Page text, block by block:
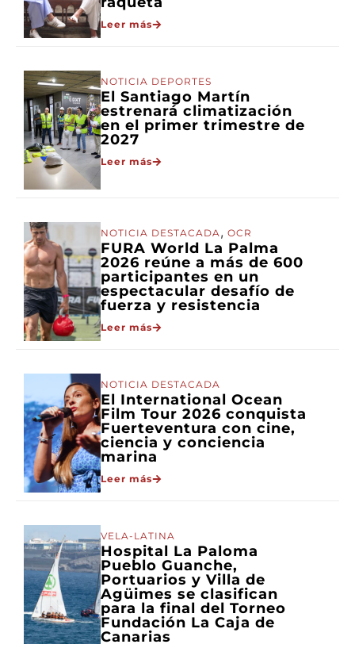
Leer más
NOTICIA DEPORTES
El Santiago Martín
estrenará climatización
en el primer trimestre de
2027
Leer más
NOTICIA DESTACADA, OCR
FURA World La Palma
2026 reúne a más de 600
participantes en un
espectacular desafío de
fuerza y resistencia
Leer más
NOTICIA DESTACADA
El International Ocean
Film Tour 2026 conquista
Fuerteventura con cine,
ciencia y conciencia
marina
Leer más
VELA-LATINA
Hospital La Paloma
Pueblo Guanche,
Portuarios y Villa de
Agüimes se clasifican
para la final del Torneo
Fundación La Caja de
Canarias